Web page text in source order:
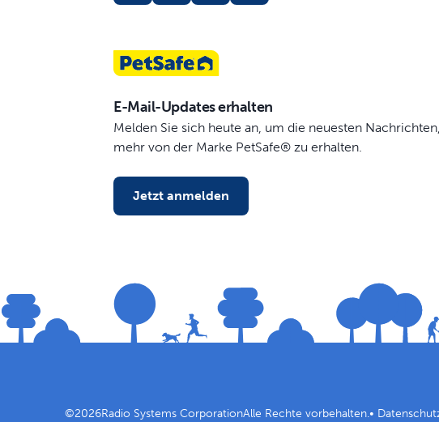
E-Mail-Updates erhalten
Melden Sie sich heute an, um die neuesten
mehr von der Marke PetSafe® zu erhalten.
Jetzt anmelden
©2026Radio Systems CorporationAlle Rechte vorbehalten.•